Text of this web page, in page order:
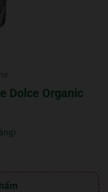
Dolce Organic